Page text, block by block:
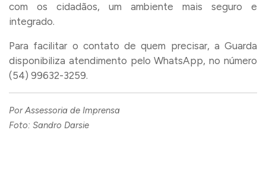
com os cidadãos, um ambiente mais seguro e
integrado.
Para facilitar o contato de quem precisar, a Guarda
disponibiliza atendimento pelo WhatsApp, no número
(54) 99632-3259.
Por Assessoria de Imprensa
Foto: Sandro Darsie